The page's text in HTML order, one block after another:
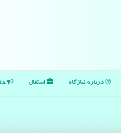
درباره نیازگاه اشتغال